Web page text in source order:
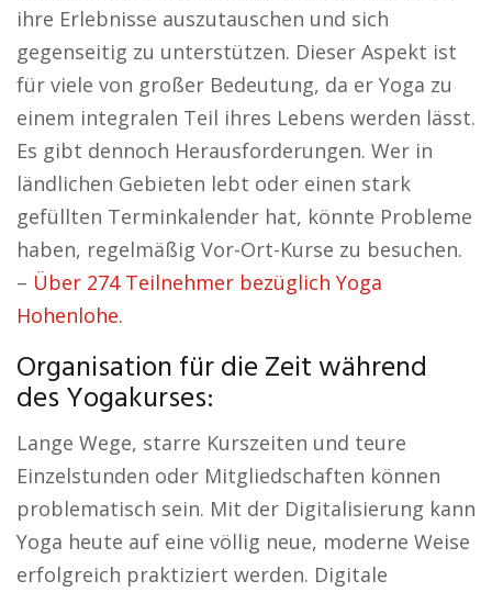
ihre Erlebnisse auszutauschen und sich
gegenseitig zu unterstützen. Dieser Aspekt ist
für viele von großer Bedeutung, da er Yoga zu
einem integralen Teil ihres Lebens werden lässt.
Es gibt dennoch Herausforderungen. Wer in
ländlichen Gebieten lebt oder einen stark
gefüllten Terminkalender hat, könnte Probleme
haben, regelmäßig Vor-Ort-Kurse zu besuchen.
– Über 274 Teilnehmer bezüglich Yoga
Hohenlohe.
Organisation für die Zeit während
des Yogakurses:
Lange Wege, starre Kurszeiten und teure
Einzelstunden oder Mitgliedschaften können
problematisch sein. Mit der Digitalisierung kann
Yoga heute auf eine völlig neue, moderne Weise
erfolgreich praktiziert werden. Digitale